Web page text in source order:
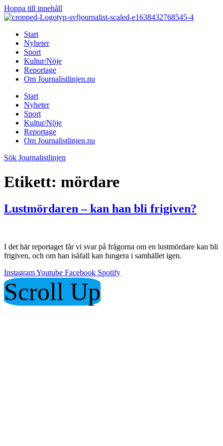
Hoppa till innehåll
Start
Nyheter
Sport
Kultur/Nöje
Reportage
Om Journalistlinjen.nu
Start
Nyheter
Sport
Kultur/Nöje
Reportage
Om Journalistlinjen.nu
Sök Journalistlinjen
Etikett: mördare
Lustmördaren – kan han bli frigiven?
I det här reportaget får vi svar på frågorna om en lustmördare kan bli
frigiven, och om han isåfall kan fungera i samhället igen.
InstagramYoutube Facebook Spotify
Scroll Up